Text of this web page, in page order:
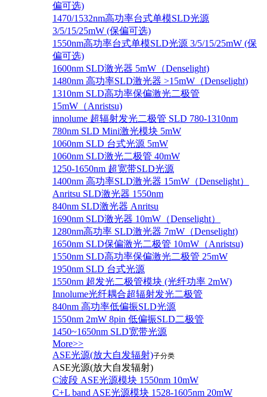
偏可选)
1470/1532nm高功率台式单模SLD光源
3/5/15/25mW (保偏可选)
1550nm高功率台式单模SLD光源 3/5/15/25mW (保
偏可选)
1600nm SLD激光器 5mW（Denselight)
1480nm 高功率SLD激光器 >15mW（Denselight)
1310nm SLD高功率保偏激光二极管
15mW（Anristsu)
innolume 超辐射发光二极管 SLD 780-1310nm
780nm SLD Mini激光模块 5mW
1060nm SLD 台式光源 5mW
1060nm SLD激光二极管 40mW
1250-1650nm 超宽带SLD光源
1400nm 高功率SLD激光器 15mW（Denselight）
Anritsu SLD激光器 1550nm
840nm SLD激光器 Anritsu
1690nm SLD激光器 10mW（Denselight）
1280nm高功率 SLD激光器 7mW（Denselight)
1650nm SLD保偏激光二极管 10mW（Anristsu)
1550nm SLD高功率保偏激光二极管 25mW
1950nm SLD 台式光源
1550nm 超发光二极管模块 (光纤功率 2mW)
Innolume光纤耦合超辐射发光二极管
840nm 高功率低偏振SLD光源
1550nm 2mW 8pin 低偏振SLD二极管
1450~1650nm SLD宽带光源
More>>
ASE光源(放大自发辐射)子分类
ASE光源(放大自发辐射)
C波段 ASE光源模块 1550nm 10mW
C+L band ASE光源模块 1528-1605nm 20mW